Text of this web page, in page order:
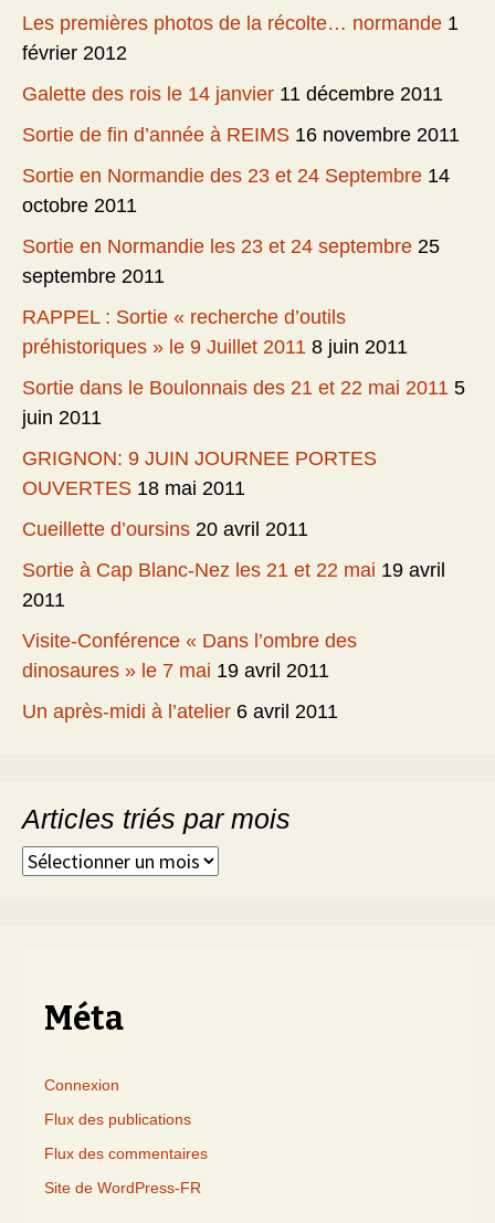
Les premières photos de la récolte… normande 1
février 2012
Galette des rois le 14 janvier 11 décembre 2011
Sortie de fin d’année à REIMS 16 novembre 2011
Sortie en Normandie des 23 et 24 Septembre 14
octobre 2011
Sortie en Normandie les 23 et 24 septembre 25
septembre 2011
RAPPEL : Sortie « recherche d’outils
préhistoriques » le 9 Juillet 2011 8 juin 2011
Sortie dans le Boulonnais des 21 et 22 mai 2011 5
juin 2011
GRIGNON: 9 JUIN JOURNEE PORTES
OUVERTES 18 mai 2011
Cueillette d’oursins 20 avril 2011
Sortie à Cap Blanc-Nez les 21 et 22 mai 19 avril
2011
Visite-Conférence « Dans l’ombre des
dinosaures » le 7 mai 19 avril 2011
Un après-midi à l’atelier 6 avril 2011
Articles triés par mois
Articles
Méta
Connexion
Flux des publications
Flux des commentaires
Site de WordPress-FR